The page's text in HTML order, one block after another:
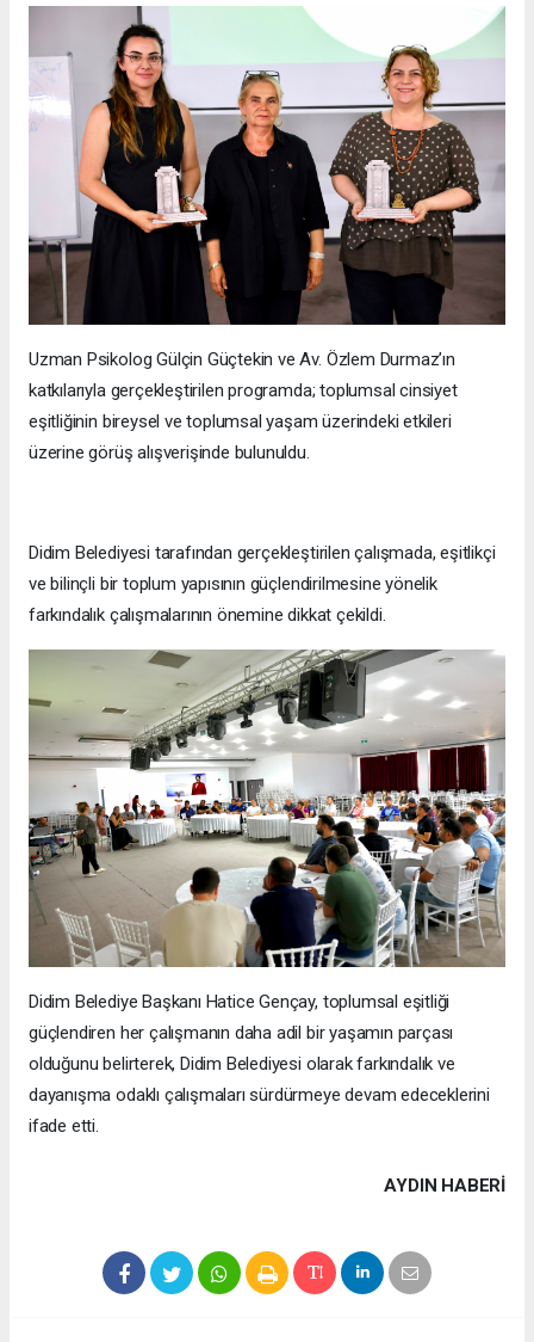
Uzman Psikolog Gülçin Güçtekin ve Av. Özlem Durmaz’ın
katkılarıyla gerçekleştirilen programda; toplumsal cinsiyet
eşitliğinin bireysel ve toplumsal yaşam üzerindeki etkileri
üzerine görüş alışverişinde bulunuldu.
Didim Belediyesi tarafından gerçekleştirilen çalışmada, eşitlikçi
ve bilinçli bir toplum yapısının güçlendirilmesine yönelik
farkındalık çalışmalarının önemine dikkat çekildi.
Didim Belediye Başkanı Hatice Gençay, toplumsal eşitliği
güçlendiren her çalışmanın daha adil bir yaşamın parçası
olduğunu belirterek, Didim Belediyesi olarak farkındalık ve
dayanışma odaklı çalışmaları sürdürmeye devam edeceklerini
ifade etti.
AYDIN HABERİ